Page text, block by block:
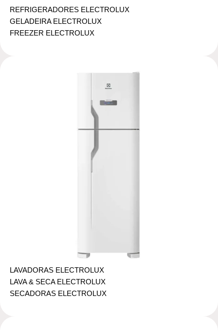
REFRIGERADORES ELECTROLUX
GELADEIRA ELECTROLUX
FREEZER ELECTROLUX
LAVADORAS ELECTROLUX
LAVA & SECA ELECTROLUX
SECADORAS ELECTROLUX